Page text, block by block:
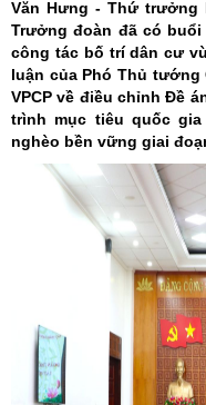
Văn Hưng - Thứ trưởng
Trưởng đoàn đã có buổi
công tác bố trí dân cư
luận của Phó Thủ tướng
VPCP về điều chỉnh Đề
trình mục tiêu quốc
nghèo bền vững giai